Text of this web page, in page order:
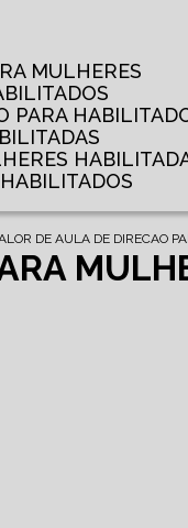
MULHERES
PARA
DE AULA DE DIRECAO